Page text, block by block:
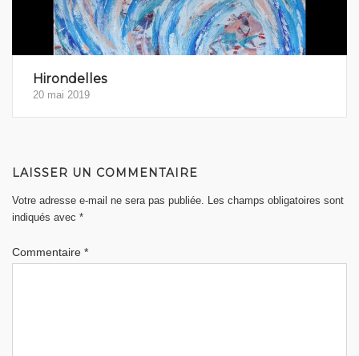
Hirondelles
20 mai 2019
LAISSER UN COMMENTAIRE
Votre adresse e-mail ne sera pas publiée. Les champs obligatoires sont
indiqués avec *
Commentaire *